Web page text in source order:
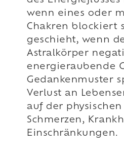
wenn eines oder
Chakren blockiert
geschieht, wenn
Astralkörper
energieraubende
Gedankenmuster
Verlust an
auf der physischen
Schmerzen,
Einschränkungen.